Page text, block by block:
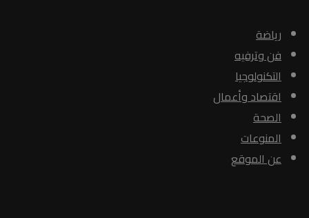
رياضة
فن وترفيه
التكنولوجيا
اقتصاد وأعمال
الصحة
المنوعات
عن الموقع